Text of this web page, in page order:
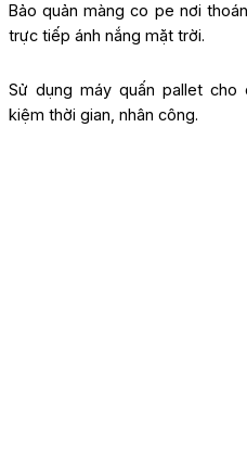
Bảo quản màng co pe nơi
trực tiếp ánh nắng mặt trời.
Sử dụng máy quấn pallet
kiệm thời gian, nhân công.